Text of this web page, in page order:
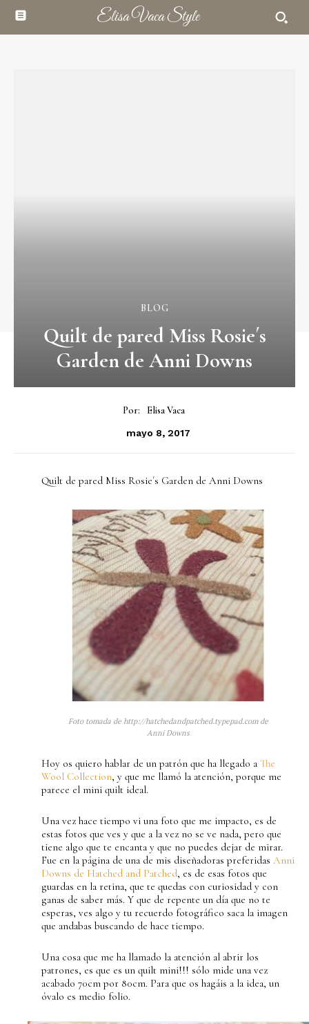
Elisa Vaca Style
BLOG
Quilt de pared Miss Rosie´s
Garden de Anni Downs
Por: Elisa Vaca
mayo 8, 2017
Quilt de pared Miss Rosie´s Garden de Anni Downs
Foto tomada de http://hatchedandpatched.typepad.com de
Anni Downs
Hoy os quiero hablar de un patrón que ha llegado a The
Wool Collection, y que me llamó la atención, porque me
parece el mini quilt ideal.
Una vez hace tiempo vi una foto que me impacto, es de
estas fotos que ves y que a la vez no se ve nada, pero que
tiene algo que te encanta y que no puedes dejar de mirar.
Fue en la página de una de mis diseñadoras preferidas Anni
Downs de Hatched and Patched, es de esas fotos que
guardas en la retina, que te quedas con curiosidad y con
ganas de saber más. Y que de repente un día que no te
esperas, ves algo y tu recuerdo fotográfico saca la imagen
que andabas buscando de hace tiempo.
Una cosa que me ha llamado la atención al abrir los
patrones, es que es un quilt mini!!! sólo mide una vez
acabado 70cm por 80cm. Para que os hagáis a la idea, un
óvalo es medio folio.